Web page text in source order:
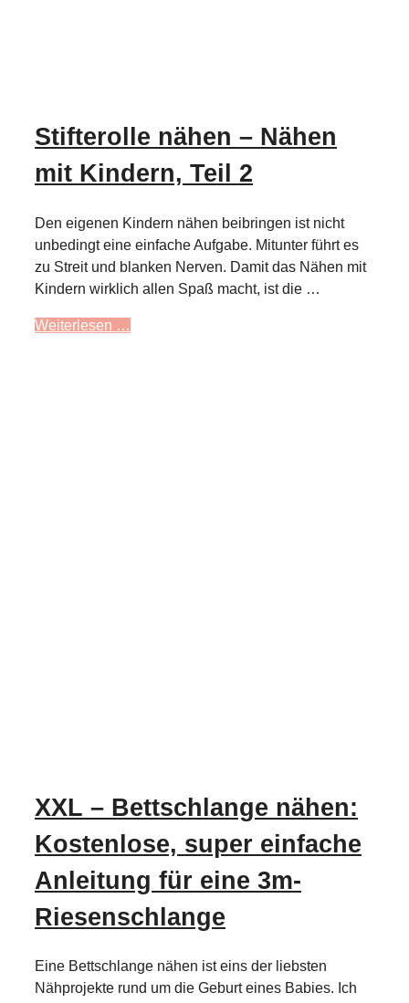
Stifterolle nähen – Nähen
mit Kindern, Teil 2
Den eigenen Kindern nähen beibringen ist nicht
unbedingt eine einfache Aufgabe. Mitunter führt es
zu Streit und blanken Nerven. Damit das Nähen mit
Kindern wirklich allen Spaß macht, ist die …
Weiterlesen …
XXL – Bettschlange nähen:
Kostenlose, super einfache
Anleitung für eine 3m-
Riesenschlange
Eine Bettschlange nähen ist eins der liebsten
Nähprojekte rund um die Geburt eines Babies. Ich